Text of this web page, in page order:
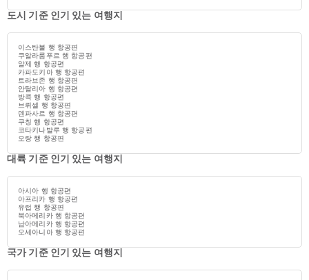
도시 기준 인기 있는 여행지
이스탄불 행 항공편
쿠알라룸푸르 행 항공편
알제 행 항공편
카파도키아 행 항공편
트라브존 행 항공편
안탈리아 행 항공편
방콕 행 항공편
브뤼셀 행 항공편
덴파사르 행 항공편
쿠칭 행 항공편
코타키나발루 행 항공편
오랑 행 항공편
대륙 기준 인기 있는 여행지
아시아 행 항공편
아프리카 행 항공편
유럽 행 항공편
북아메리카 행 항공편
남아메리카 행 항공편
오세아니아 행 항공편
국가 기준 인기 있는 여행지